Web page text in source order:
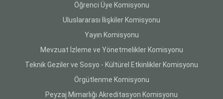
Öğrenci Üye Komisyonu
Uluslararası İlişkiler Komisyonu
Yayın Komisyonu
Mevzuat İzleme ve Yönetmelikler Komisyonu
Teknik Geziler ve Sosyo - Kültürel Etkinlikler Komisyonu
Örgütlenme Komisyonu
Peyzaj Mimarlığı Akreditasyon Komisyonu